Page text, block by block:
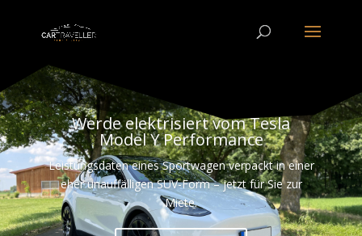
Werde elektrisiert vom Tesla
Model Y Performance
Leistungsdaten eines Sportwagen verpackt in einer
eher unauffälligen SUV-Form – jetzt für Sie zur
Miete.